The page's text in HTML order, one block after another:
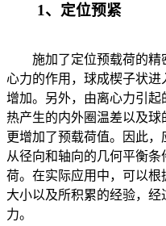
1、定位预紧
施加了定位预载荷的精
心力的作用，球成楔子状
增加。另外，由离心力引
热产生的内外圈温差以及球
更增加了预载荷值。因此，
从径向和轴向的几何平衡
荷。在实际应用中，可以
大小以及所积累的经验，
力。